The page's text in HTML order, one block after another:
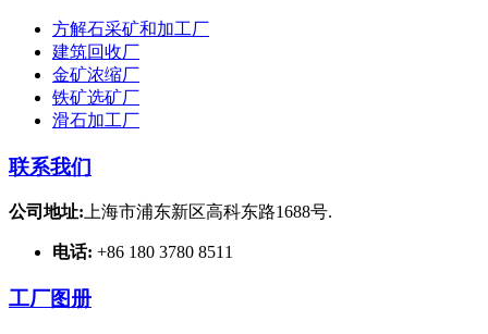
方解石采矿和加工厂
建筑回收厂
金矿浓缩厂
铁矿选矿厂
滑石加工厂
联系我们
公司地址: 上海市浦东新区高科东路1688号.
电话: +86 180 3780 8511
工厂图册